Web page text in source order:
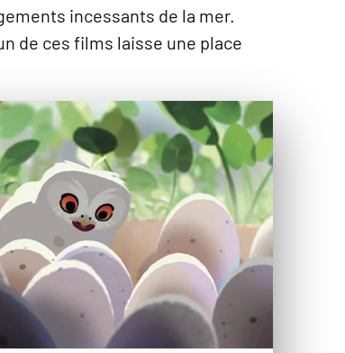
incessants de la mer.
de ces films laisse une place